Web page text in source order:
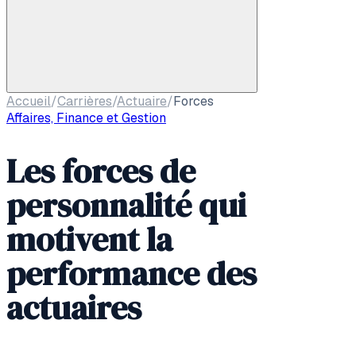
Accueil/Carrières/Actuaire/Forces
Affaires, Finance et Gestion
Les forces de
personnalité qui
motivent la
performance des
actuaires